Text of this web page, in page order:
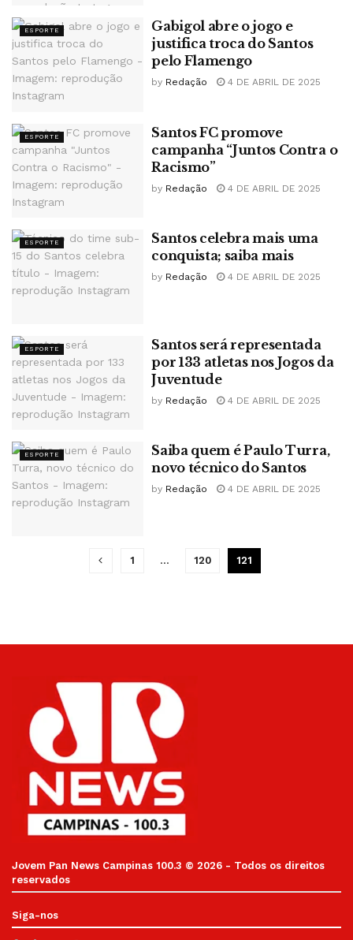
ESPORTE
Gabigol abre o jogo e
justifica troca do Santos
pelo Flamengo
by Redação 4 DE ABRIL DE 2025
ESPORTE
Santos FC promove
campanha “Juntos Contra o
Racismo”
by Redação 4 DE ABRIL DE 2025
ESPORTE
Santos celebra mais uma
conquista; saiba mais
by Redação 4 DE ABRIL DE 2025
ESPORTE
Santos será representada
por 133 atletas nos Jogos da
Juventude
by Redação 4 DE ABRIL DE 2025
ESPORTE
Saiba quem é Paulo Turra,
novo técnico do Santos
by Redação 4 DE ABRIL DE 2025
1 … 120 121
Jovem Pan News Campinas 100.3 © 2026 - Todos os direitos
reservados
Siga-nos